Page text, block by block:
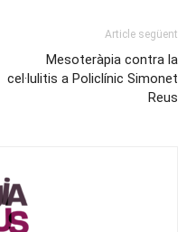
Article següent
Mesoteràpia contra la
cel·lulitis a Policlínic Simonet
Reus